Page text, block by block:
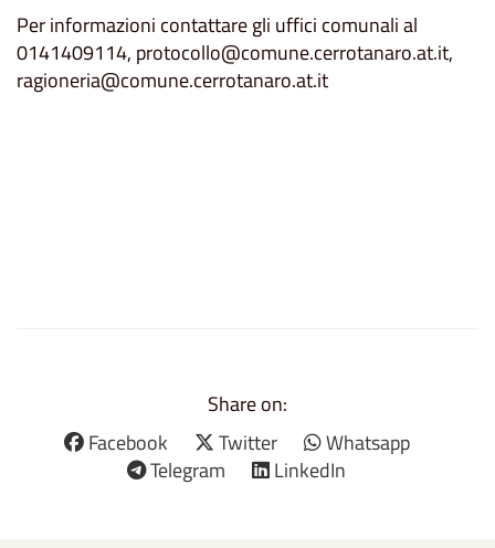
Per informazioni contattare gli uffici comunali al
0141409114, protocollo@comune.cerrotanaro.at.it,
ragioneria@comune.cerrotanaro.at.it
Share on:
Facebook
Twitter
Whatsapp
Telegram
LinkedIn